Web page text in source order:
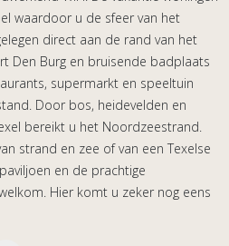
waardoor u de sfeer van het
direct aan de rand van het
Den Burg en bruisende badplaats
supermarkt en speeltuin
Door bos, heidevelden en
bereikt u het Noordzeestrand.
strand en zee of van een Texelse
en de prachtige
Hier komt u zeker nog eens